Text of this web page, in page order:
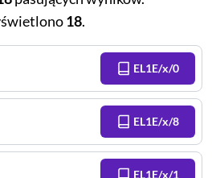
18.
EL1E/x/0
EL1E/x/8
EL1E/x/1